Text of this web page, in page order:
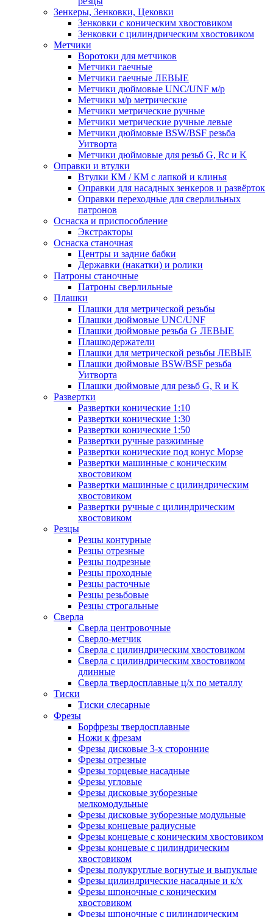
Зенкеры, Зенковки, Цековки
Зенковки с коническим хвостовиком
Зенковки с цилиндрическим хвостовиком
Метчики
Воротоки для метчиков
Метчики гаечные
Метчики гаечные ЛЕВЫЕ
Метчики дюймовые UNC/UNF м/р
Метчики м/р метрические
Метчики метрические ручные
Метчики метрические ручные левые
Метчики дюймовые BSW/BSF резьба
Уитворта
Метчики дюймовые для резьб G, Rc и K
Оправки и втулки
Втулки КМ / КМ с лапкой и клинья
Оправки для насадных зенкеров и развёрток
Оправки переходные для сверлильных
патронов
Оснаска и приспособление
Экстракторы
Оснаска станочная
Центры и задние бабки
Державки (накатки) и ролики
Патроны станочные
Патроны сверлильные
Плашки
Плашки для метрической резьбы
Плашки дюймовые UNC/UNF
Плашки дюймовые резьба G ЛЕВЫЕ
Плашкодержатели
Плашки для метрической резьбы ЛЕВЫЕ
Плашки дюймовые BSW/BSF резьба
Уитворта
Плашки дюймовые для резьб G, R и K
Развертки
Развертки конические 1:10
Развертки конические 1:30
Развертки конические 1:50
Развертки ручные разжимные
Развертки конические под конус Морзе
Развертки машинные с коническим
хвостовиком
Развертки машинные с цилиндрическим
хвостовиком
Развертки ручные с цилиндрическим
хвостовиком
Резцы
Резцы контурные
Резцы отрезные
Резцы подрезные
Резцы проходные
Резцы расточные
Резцы резьбовые
Резцы строгальные
Сверла
Сверла центровочные
Сверло-метчик
Сверла с цилиндрическим хвостовиком
Сверла с цилиндрическим хвостовиком
длинные
Сверла твердосплавные ц/х по металлу
Тиски
Тиски слесарные
Фрезы
Борфрезы твердосплавные
Ножи к фрезам
Фрезы дисковые 3-х сторонние
Фрезы отрезные
Фрезы торцевые насадные
Фрезы угловые
Фрезы дисковые зуборезные
мелкомодульные
Фрезы дисковые зуборезные модульные
Фрезы концевые радиусные
Фрезы концевые с коническим хвостовиком
Фрезы концевые с цилиндрическим
хвостовиком
Фрезы полукруглые вогнутые и выпуклые
Фрезы цилиндрические насадные и к/х
Фрезы шпоночные с коническим
хвостовиком
Фрезы шпоночные с цилиндрическим